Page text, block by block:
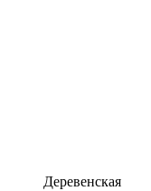
Деревенская